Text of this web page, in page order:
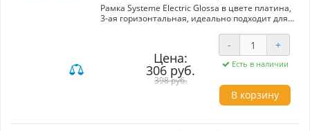
Рамка Systeme Electric Glossa в цвете платина,
3-ая горизонтальная, идеально подходит для
надежное крепление механизмов и легкость в
использовании. Высококачественные
материалы гарантируют долговечность и
стильный внешний вид. Оптимальный выбор
для создания современного и элегантного
Цена:
306 руб.
398 руб.
- +
Есть в наличии
В корзину